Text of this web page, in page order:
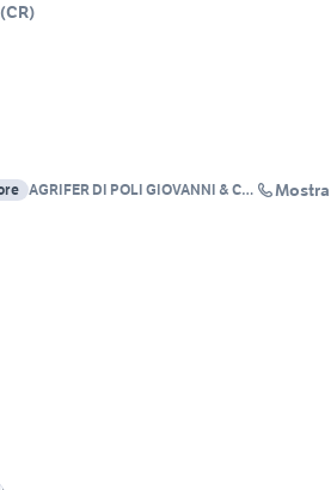
(CR)
AGRIFER DI POLI GIOVANNI & C.